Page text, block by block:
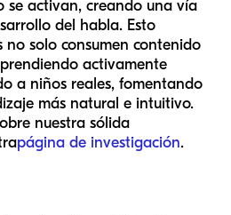
se activan, creando una vía
del habla. Esto
no solo consumen contenido
activamente
a niños reales, fomentando
más natural e intuitivo.
nuestra sólida
página de investigación.